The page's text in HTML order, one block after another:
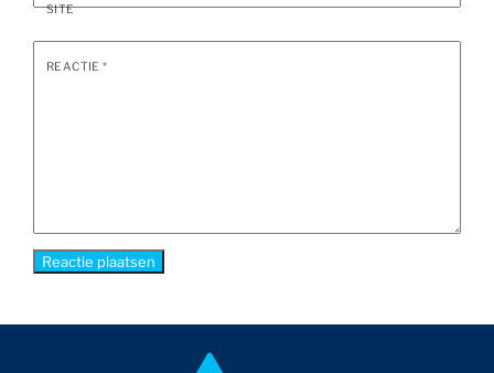
SITE
REACTIE*